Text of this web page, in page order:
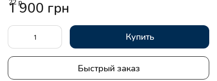
1 900 грн
Купить
Быстрый заказ